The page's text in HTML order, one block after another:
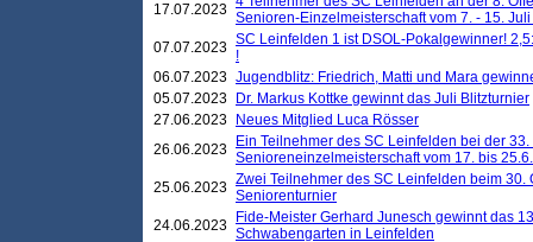
17.07.2023 Senioren-Einzelmeisterschaft vom 7. - 15.
07.07.2023 SC Leinfelden 1 ist DSOL-Pokalgewinner!
!
06.07.2023 Jugendblitz: Friedrich, Matti und Mara
05.07.2023
Dr. Markus Kottke gewinnt das Juli Blitzturnier
27.06.2023
Neues Mitglied Luca Rösser
26.06.2023
Ein Teilnehmer des SC Leinfelden bei der
Senioreneinzelmeisterschaft vom 17. bis
25.06.2023 Zwei Teilnehmer des SC Leinfelden beim
Seniorenturnier
24.06.2023
Fide-Meister Gerhard Junesch gewinnt das
Schwabengarten in Leinfelden